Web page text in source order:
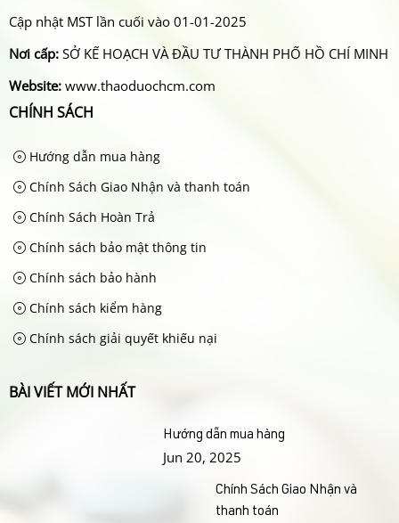
Cập nhật MST lần cuối vào 01-01-2025
Nơi cấp: SỞ KẾ HOẠCH VÀ ĐẦU TƯ THÀNH PHỐ HỒ CHÍ MINH
Website: www.thaoduochcm.com
CHÍNH SÁCH
Hướng dẫn mua hàng
Chính Sách Giao Nhận và thanh toán
Chính Sách Hoàn Trả
Chính sách bảo mật thông tin
Chính sách bảo hành
Chính sách kiểm hàng
Chính sách giải quyết khiếu nại
BÀI VIẾT MỚI NHẤT
Hướng dẫn mua hàng
Jun 20, 2025
Chính Sách Giao Nhận và
thanh toán